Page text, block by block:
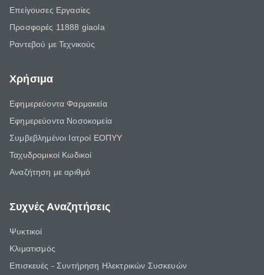
Επείγουσες Εργασίες
Προσφορές 11888 giaola
Ραντεβού με Τεχνικούς
Χρήσιμα
Εφημερεύοντα Φαρμακεία
Εφημερεύοντα Νοσοκομεία
Συμβεβλημένοι Ιατροί ΕΟΠΥΥ
Ταχυδρομικοί Κωδικοί
Αναζήτηση με αριθμό
Συχνές Αναζητήσεις
Ψυκτικοί
Κλιματισμός
Επισκευές - Συντήρηση Ηλεκτρικών Συσκευών